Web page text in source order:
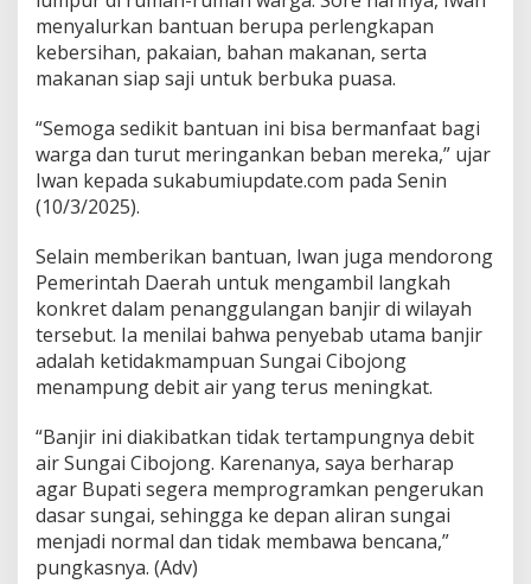
B
e
r
i
k
a
n
B
a
a
n
d
a
n
D
o
o
n
g
P
e
n
a
menyalurkan bantuan berupa perlengkapan
kebersihan, pakaian, bahan makanan, serta
makanan siap saji untuk berbuka puasa.
“Semoga sedikit bantuan ini bisa bermanfaat bagi
warga dan turut meringankan beban mereka,” ujar
Iwan kepada sukabumiupdate.com pada Senin
(10/3/2025).
Selain memberikan bantuan, Iwan juga mendorong
Pemerintah Daerah untuk mengambil langkah
konkret dalam penanggulangan banjir di wilayah
tersebut. Ia menilai bahwa penyebab utama banjir
adalah ketidakmampuan Sungai Cibojong
menampung debit air yang terus meningkat.
“Banjir ini diakibatkan tidak tertampungnya debit
air Sungai Cibojong. Karenanya, saya berharap
agar Bupati segera memprogramkan pengerukan
dasar sungai, sehingga ke depan aliran sungai
menjadi normal dan tidak membawa bencana,”
pungkasnya. (Adv)